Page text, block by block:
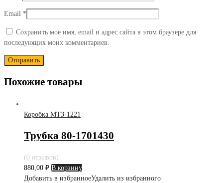
Email *
Сохранить моё имя, email и адрес сайта в этом браузере для
последующих моих комментариев.
Похожие товары
Коробка МТЗ-1221
Трубка 80-1701430
(0 отзывов)
880,00 ₽ В корзину
Добавить в избранноеУдалить из избранного